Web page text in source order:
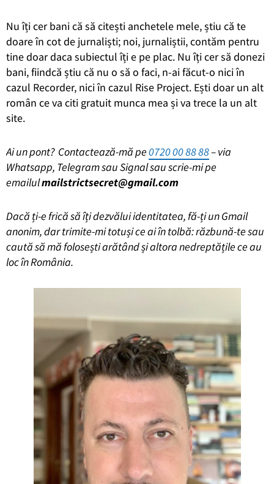
Nu îți cer bani că să citești anchetele mele, știu că te
doare în cot de jurnaliști; noi, jurnaliștii, contăm pentru
tine doar daca subiectul îți e pe plac. Nu îți cer să donezi
bani, fiindcă știu că nu o să o faci, n-ai făcut-o nici în
cazul Recorder, nici în cazul Rise Project. Ești doar un alt
român ce va citi gratuit munca mea și va trece la un alt
site.
Ai un pont? Contactează-mă pe0720 00 88 88– via
Whatsapp, Telegram sau Signal sau scrie-mi pe
emailulmailstrictsecret@gmail.com
Dacă ți-e frică să îți dezvălui identitatea, fă-ți un Gmail
anonim, dar trimite-mi totuși ce ai în tolbă: răzbună-te sau
caută să mă folosești arătând și altora nedreptățile ce au
loc în România.